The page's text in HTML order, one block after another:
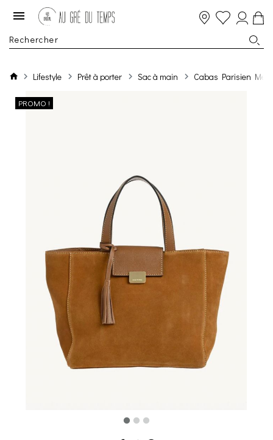
Lifestyle Prêt à porter Sac à main Cabas Parisien
PROMO !